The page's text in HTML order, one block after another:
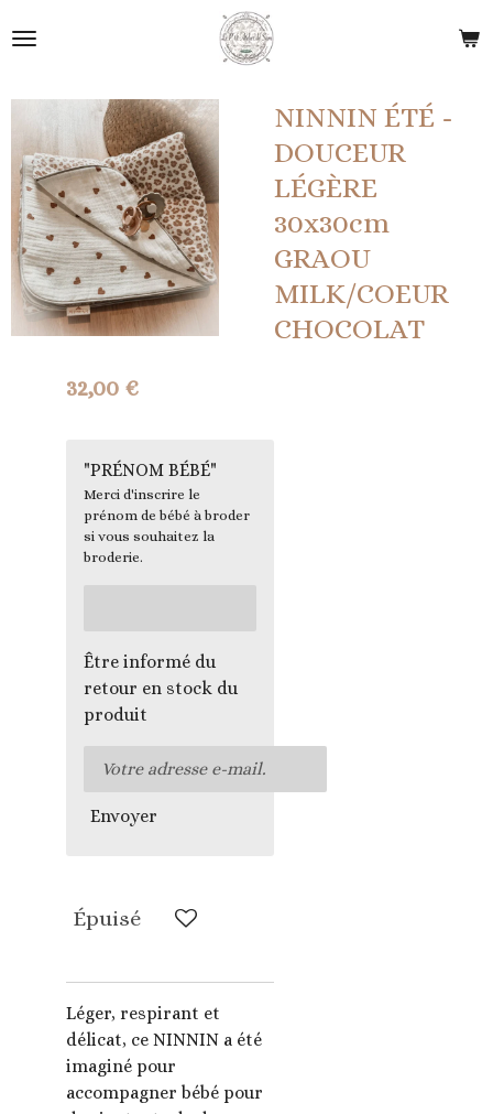
au
principal
NINNIN ÉTÉ -
DOUCEUR
LÉGÈRE
30x30cm
GRAOU
MILK/COEUR
CHOCOLAT
32,00 €
"PRÉNOM BÉBÉ"
Merci d'inscrire le
prénom de bébé à broder
si vous souhaitez la
broderie.
Être informé du
retour en stock du
produit
Envoyer
Épuisé
Léger, respirant et
délicat, ce NINNIN a été
imaginé pour
accompagner bébé pour